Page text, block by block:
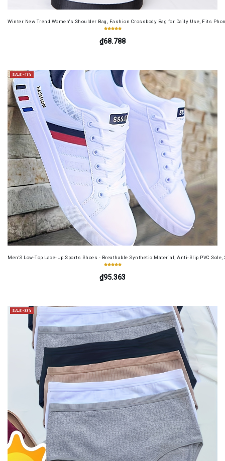
Winter New Trend Women's Shoulder Bag, Fashion Crossbody Bag for Daily Use, Fits
₫68.788
SALE -41%
Men'S Low-Top Lace-Up Sports Shoes - Breathable Synthetic Material, Anti-Slip PVC
₫95.363
SALE -33%